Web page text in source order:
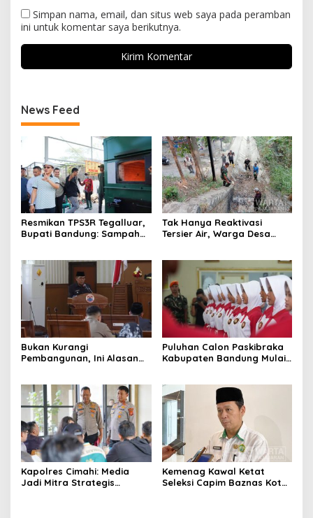
Simpan nama, email, dan situs web saya pada peramban
ini untuk komentar saya berikutnya.
News Feed
Resmikan TPS3R Tegalluar,
Bupati Bandung: Sampah
Tak Hanya Reaktivasi
Tersier Air, Warga Desa
Bukan Kurangi
Pembangunan, Ini Alasan
Daerah
Puluhan Calon Paskibraka
Kabupaten Bandung Mulai
Kapolres Cimahi: Media
Jadi Mitra Strategis
Kemenag Kawal Ketat
Seleksi Capim Baznas Kota